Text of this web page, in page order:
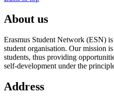
About us
Erasmus Student Network (ESN)
student organisation. Our mission
students, thus providing
self-development under the
Address